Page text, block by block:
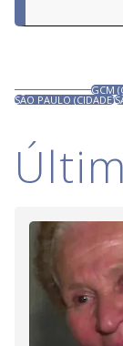
GCM
SÃO PAULO (CIDADE)